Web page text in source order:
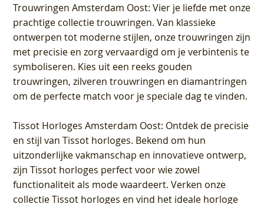
Trouwringen Amsterdam Oost: Vier je liefde met onze
prachtige collectie trouwringen. Van klassieke
ontwerpen tot moderne stijlen, onze trouwringen zijn
met precisie en zorg vervaardigd om je verbintenis te
symboliseren. Kies uit een reeks gouden
trouwringen, zilveren trouwringen en diamantringen
om de perfecte match voor je speciale dag te vinden.
Tissot Horloges Amsterdam Oost: Ontdek de precisie
en stijl van Tissot horloges. Bekend om hun
uitzonderlijke vakmanschap en innovatieve ontwerp,
zijn Tissot horloges perfect voor wie zowel
functionaliteit als mode waardeert. Verken onze
collectie Tissot horloges en vind het ideale horloge